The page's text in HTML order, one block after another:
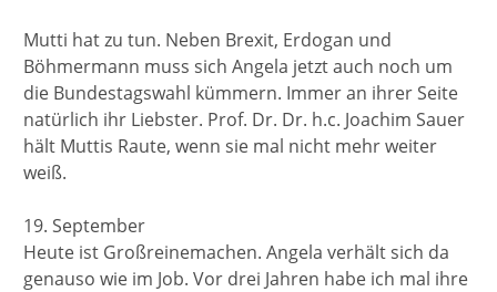
Mutti hat zu tun. Neben Brexit, Erdogan und
Böhmermann muss sich Angela jetzt auch noch um
die Bundestagswahl kümmern. Immer an ihrer Seite
natürlich ihr Liebster. Prof. Dr. Dr. h.c. Joachim Sauer
hält Muttis Raute, wenn sie mal nicht mehr weiter
weiß.
19. September
Heute ist Großreinemachen. Angela verhält sich da
genauso wie im Job. Vor drei Jahren habe ich mal ihre